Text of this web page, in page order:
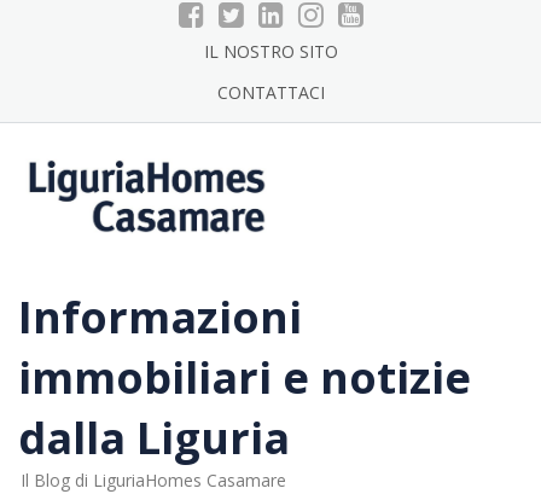
IL NOSTRO SITO
CONTATTACI
Informazioni
immobiliari e notizie
dalla Liguria
Il Blog di LiguriaHomes Casamare